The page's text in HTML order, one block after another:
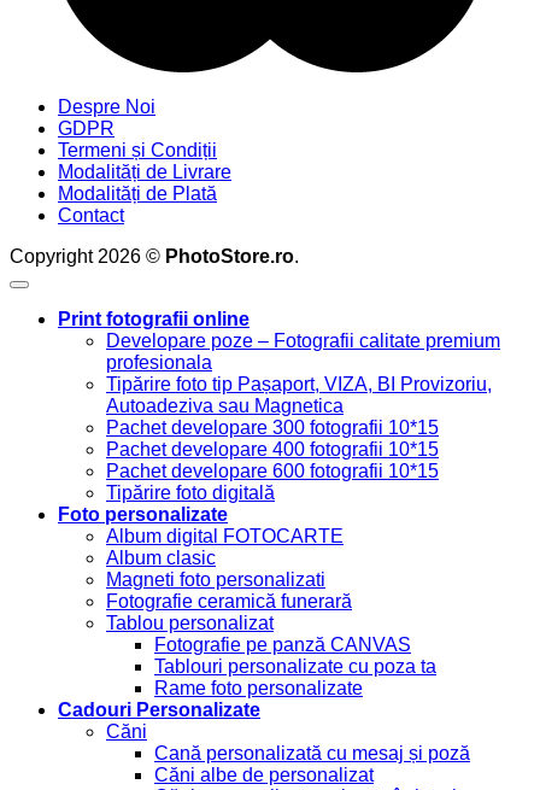
Despre Noi
GDPR
Termeni și Condiții
Modalități de Livrare
Modalități de Plată
Contact
Copyright 2026 © PhotoStore.ro.
Print fotografii online
Developare poze – Fotografii calitate premium
profesionala
Tipărire foto tip Pașaport, VIZA, BI Provizoriu,
Autoadeziva sau Magnetica
Pachet developare 300 fotografii 10*15
Pachet developare 400 fotografii 10*15
Pachet developare 600 fotografii 10*15
Tipărire foto digitală
Foto personalizate
Album digital FOTOCARTE
Album clasic
Magneti foto personalizati
Fotografie ceramică funerară
Tablou personalizat
Fotografie pe panză CANVAS
Tablouri personalizate cu poza ta
Rame foto personalizate
Cadouri Personalizate
Căni
Cană personalizată cu mesaj și poză
Căni albe de personalizat